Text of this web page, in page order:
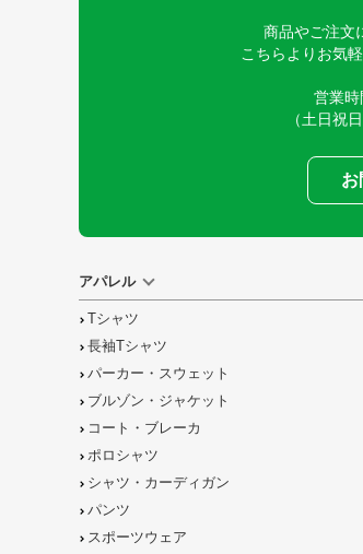
商品やご注文
こちらよりお気
営業
（土日祝
お
アパレル
Tシャツ
長袖Tシャツ
パーカー・スウェット
ブルゾン・ジャケット
コート・ブレーカ
ポロシャツ
シャツ・カーディガン
パンツ
スポーツウェア